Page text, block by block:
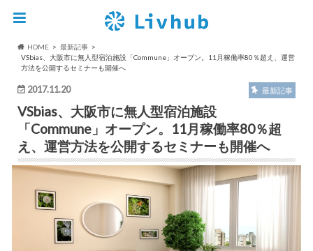
HOME
最新記事
VSbias、大阪市に無人型宿泊施設「Commune」オープン。11月稼働率80％超え、運営
方法を公開するセミナーも開催へ
2017.11.20 最新記事
VSbias、大阪市に無人型宿泊施設
「Commune」オープン。11月稼働率80％超
え、運営方法を公開するセミナーも開催へ